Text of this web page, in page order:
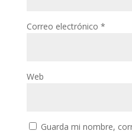
Correo electrónico *
Web
Guarda mi nombre,